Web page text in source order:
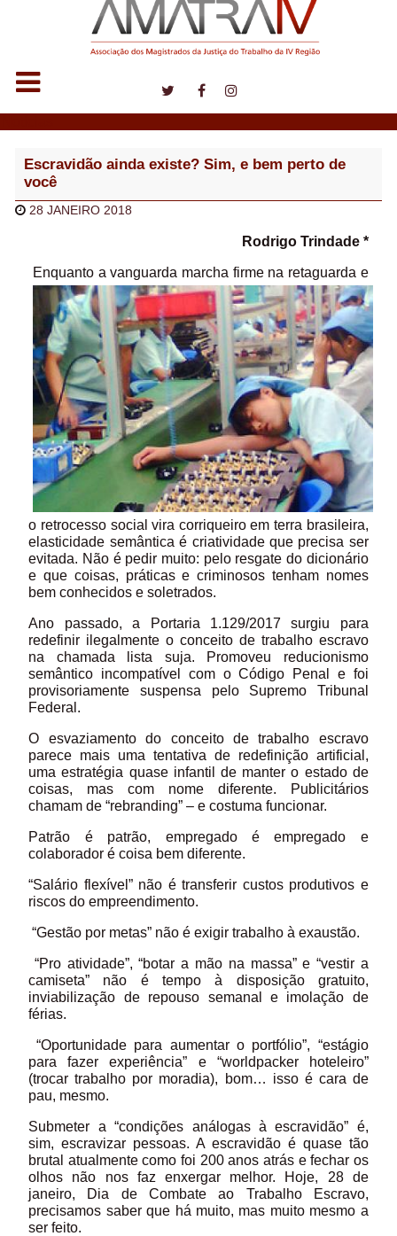
Escravidão ainda existe? Sim, e bem perto de
você
28 JANEIRO 2018
Rodrigo Trindade *
Enquanto a vanguarda marcha firme na retaguarda e
o retrocesso social vira corriqueiro em terra brasileira,
elasticidade semântica é criatividade que precisa ser
evitada. Não é pedir muito: pelo resgate do dicionário
e que coisas, práticas e criminosos tenham nomes
bem conhecidos e soletrados.
Ano passado, a Portaria 1.129/2017 surgiu para
redefinir ilegalmente o conceito de trabalho escravo
na chamada lista suja. Promoveu reducionismo
semântico incompatível com o Código Penal e foi
provisoriamente suspensa pelo Supremo Tribunal
Federal.
O esvaziamento do conceito de trabalho escravo
parece mais uma tentativa de redefinição artificial,
uma estratégia quase infantil de manter o estado de
coisas, mas com nome diferente. Publicitários
chamam de “rebranding” – e costuma funcionar.
Patrão é patrão, empregado é empregado e
colaborador é coisa bem diferente.
“Salário flexível” não é transferir custos produtivos e
riscos do empreendimento.
“Gestão por metas” não é exigir trabalho à exaustão.
“Pro atividade”, “botar a mão na massa” e “vestir a
camiseta” não é tempo à disposição gratuito,
inviabilização de repouso semanal e imolação de
férias.
“Oportunidade para aumentar o portfólio”, “estágio
para fazer experiência” e “worldpacker hoteleiro”
(trocar trabalho por moradia), bom… isso é cara de
pau, mesmo.
Submeter a “condições análogas à escravidão” é,
sim, escravizar pessoas. A escravidão é quase tão
brutal atualmente como foi 200 anos atrás e fechar os
olhos não nos faz enxergar melhor. Hoje, 28 de
janeiro, Dia de Combate ao Trabalho Escravo,
precisamos saber que há muito, mas muito mesmo a
ser feito.